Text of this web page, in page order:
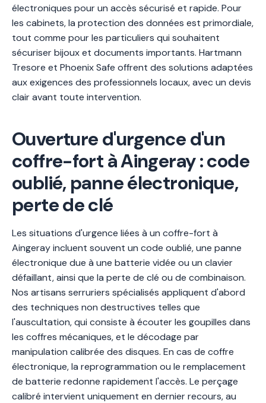
électroniques pour un accès sécurisé et rapide. Pour
les cabinets, la protection des données est primordiale,
tout comme pour les particuliers qui souhaitent
sécuriser bijoux et documents importants. Hartmann
Tresore et Phoenix Safe offrent des solutions adaptées
aux exigences des professionnels locaux, avec un devis
clair avant toute intervention.
Ouverture d'urgence d'un
coffre-fort à Aingeray : code
oublié, panne électronique,
perte de clé
Les situations d'urgence liées à un coffre-fort à
Aingeray incluent souvent un code oublié, une panne
électronique due à une batterie vidée ou un clavier
défaillant, ainsi que la perte de clé ou de combinaison.
Nos artisans serruriers spécialisés appliquent d'abord
des techniques non destructives telles que
l'auscultation, qui consiste à écouter les goupilles dans
les coffres mécaniques, et le décodage par
manipulation calibrée des disques. En cas de coffre
électronique, la reprogrammation ou le remplacement
de batterie redonne rapidement l'accès. Le perçage
calibré intervient uniquement en dernier recours, au